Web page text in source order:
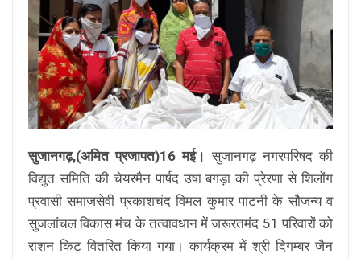
सुजानगढ़,(अमित प्रजापत)16 मई। सुजानगढ़ नगरपरिषद की
विद्युत समिति की चेयरमैन पार्षद उषा बगड़ा की प्रेरणा से शिलोंग
प्रवासी समाजसेवी प्रकाशचंद विमल कुमार पाटनी के सौजन्य व
सुजलांचल विकास मंच के तत्वावधान में जरूरतमंद 51 परिवारों को
राशन किट वितरित किया गया। कार्यक्रम में श्री दिगम्बर जैन